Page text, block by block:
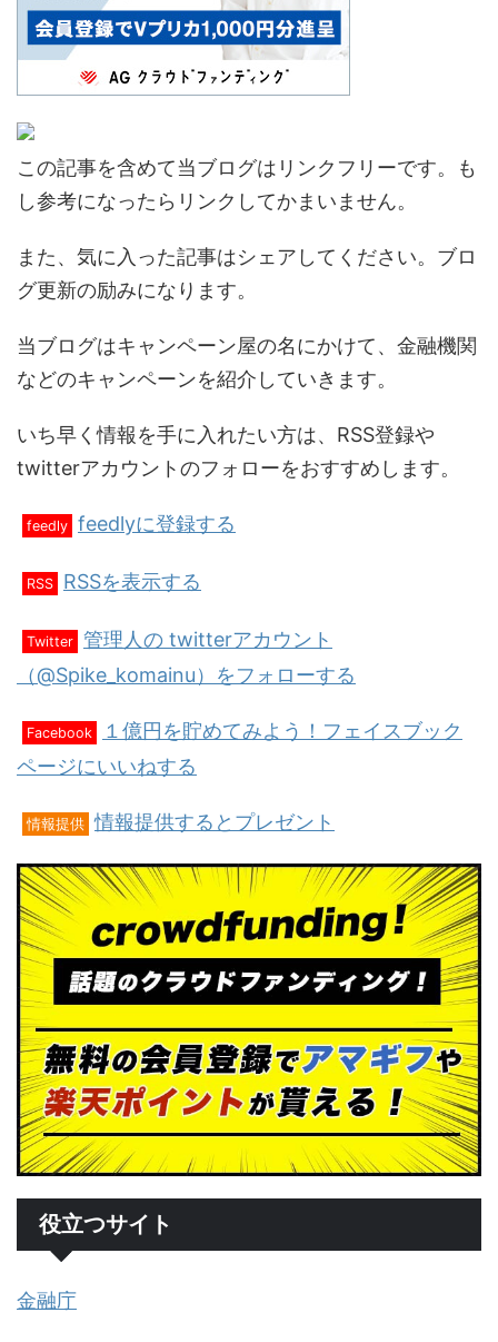
この記事を含めて当ブログはリンクフリーです。も
し参考になったらリンクしてかまいません。
また、気に入った記事はシェアしてください。ブロ
グ更新の励みになります。
当ブログはキャンペーン屋の名にかけて、金融機関
などのキャンペーンを紹介していきます。
いち早く情報を手に入れたい方は、RSS登録や
twitterアカウントのフォローをおすすめします。
feedly feedlyに登録する
RSS RSSを表示する
Twitter 管理人の twitterアカウント
（@Spike_komainu）をフォローする
Facebook
１億円を貯めてみよう！フェイスブック
ページにいいねする
情報提供 情報提供するとプレゼント
役立つサイト
金融庁